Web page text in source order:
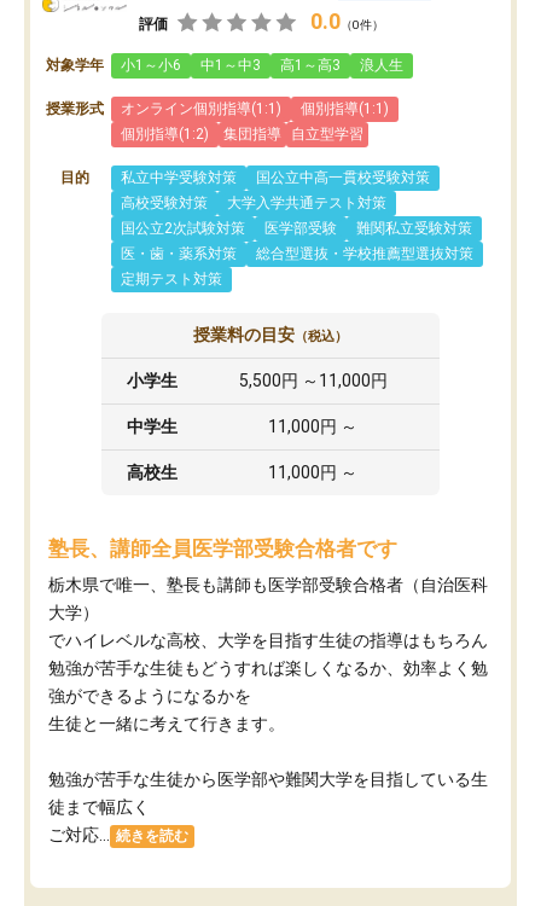
評価 0.0 （0件）
対象学年 小1～小6 中1～中3 高1～高3 浪人生
授業形式 オンライン個別指導(1:1)
個別指導(1:1)
個別指導(1:2)
集団指導 自立型学習
目的 私立中学受験対策
国公立中高一貫校受験対策
高校受験対策
大学入学共通テスト対策
国公立2次試験対策
医学部受験
難関私立受験対策
医・歯・薬系対策
総合型選抜・学校推薦型選抜対策
定期テスト対策
授業料の目安 （税込）
小学生 5,500円 ～11,000円
中学生 11,000円 ～
高校生 11,000円 ～
塾長、講師全員医学部受験合格者です
栃木県で唯一、塾長も講師も医学部受験合格者（自治医科
大学）
でハイレベルな高校、大学を目指す生徒の指導はもちろん
勉強が苦手な生徒もどうすれば楽しくなるか、効率よく勉
強ができるようになるかを
生徒と一緒に考えて行きます。
勉強が苦手な生徒から医学部や難関大学を目指している生
徒まで幅広く
ご対応...
続きを読む